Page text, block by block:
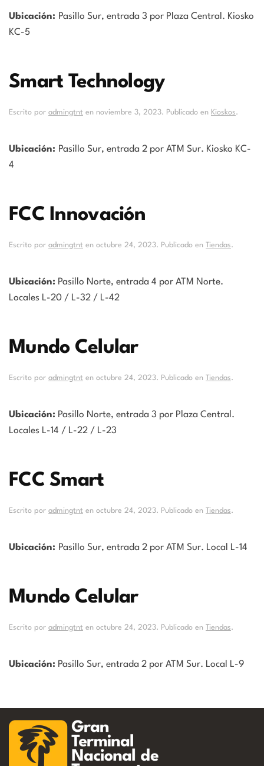
Ubicación: Pasillo Sur, entrada 3 por Plaza Central. Kiosko
KC-5
Smart Technology
Escrito por admingtnt en noviembre 3, 2023. Publicado en Kioskos.
Ubicación: Pasillo Sur, entrada 2 por ATM Sur. Kiosko KC-
4
FCC Innovación
Escrito por admingtnt en octubre 24, 2023. Publicado en Tiendas.
Ubicación: Pasillo Norte, entrada 4 por ATM Norte.
Locales L-20 / L-32 / L-42
Mundo Celular
Escrito por admingtnt en octubre 24, 2023. Publicado en Tiendas.
Ubicación: Pasillo Norte, entrada 3 por Plaza Central.
Locales L-14 / L-22 / L-23
FCC Smart
Escrito por admingtnt en octubre 24, 2023. Publicado en Tiendas.
Ubicación: Pasillo Sur, entrada 2 por ATM Sur. Local L-14
Mundo Celular
Escrito por admingtnt en octubre 24, 2023. Publicado en Tiendas.
Ubicación: Pasillo Sur, entrada 2 por ATM Sur. Local L-9